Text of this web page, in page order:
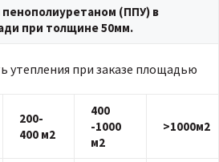
(ППУ) в
при толщине 50мм.
утепления при заказе площадью
200-
400 м2
400
-1000
м2
>1000м2